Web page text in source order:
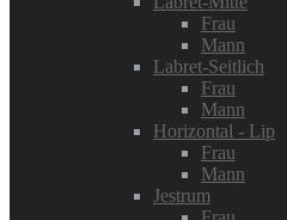
Frau
Mann
Labret-Seitlich
Frau
Mann
Horizontal - Lip
Frau
Mann
Jestrum